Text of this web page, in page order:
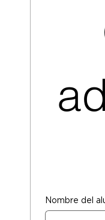
Nombre del